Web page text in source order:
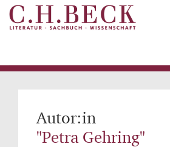
Autor:in
"Petra Gehring"